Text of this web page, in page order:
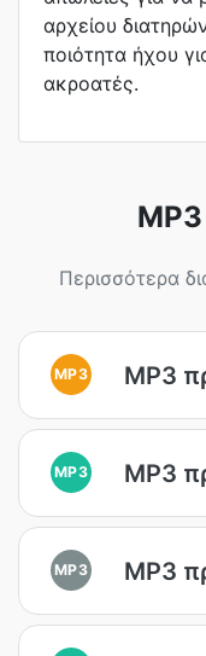
αρχείου
ποιότητα ήχου
ακροατές.
Περισσότερα
MP3 MP3
MP3 MP3
MP3 MP3